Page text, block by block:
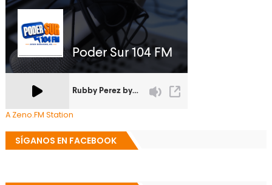
A Zeno.FM Station
SÍGANOS EN FACEBOOK